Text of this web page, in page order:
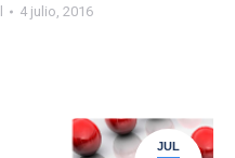
4 julio, 2016
JUL